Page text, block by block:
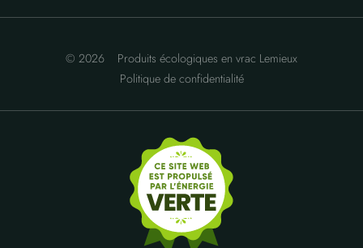
© 2026
Produits écologiques en vrac Lemieux
Politique de confidentialité